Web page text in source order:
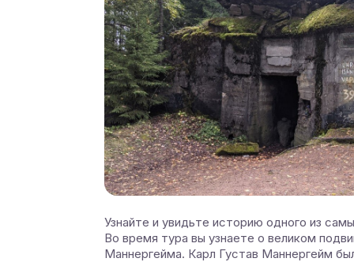
Узнайте и увидьте историю одного из
Во время тура вы узнаете о великом
Маннергейма. Карл Густав Маннергейм